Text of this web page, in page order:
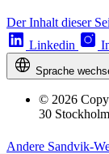
Der Inhalt dieser
Linkedin
Sprache
© 2026
30
Andere Sandvik-